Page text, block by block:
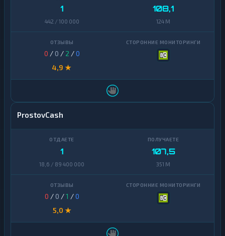
1
442 / 100 000
108,1
124 M
0 / 0 / 2 /0
4,9 ★
ProstovCash
1
18,6 / 89 400 000
107,5
351 M
0 / 0 /1 /0
5,0 ★